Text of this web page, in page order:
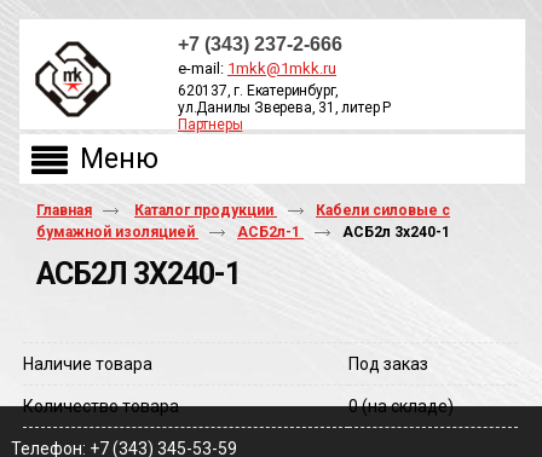
+7 (343) 237-2-666
e-mail: 1mkk@1mkk.ru
620137, г. Екатеринбург,
ул.Данилы Зверева, 31, литер Р
Партнеры
Главная Каталог продукции
Кабели силовые с
бумажной изоляцией
АСБ2л-1 АСБ2л 3х240-1
АСБ2Л 3Х240-1
Наличие товара Под заказ
Количество товара 0(на складе)
Телефон: +7 (343) 345-53-59